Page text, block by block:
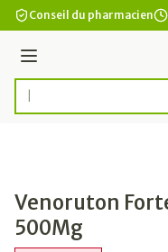
Aller au contenu
Conseil du pharmacien
Menu
Rechercher
Venoruton
500Mg